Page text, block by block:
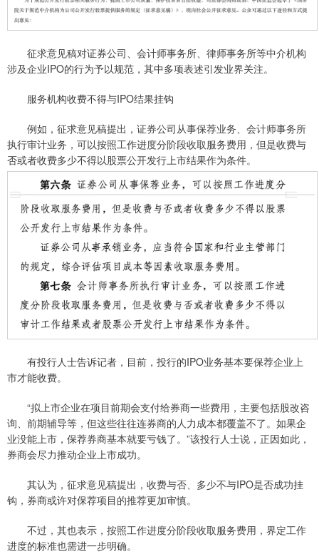
征求意见稿对证券公司、会计师事务所、律师事务所等中介机构
涉及企业IPO的行为予以规范，其中多项表述引发业界关注。
服务机构收费不得与IPO结果挂钩
例如，征求意见稿提出，证券公司从事保荐业务、会计师事务所
执行审计业务，可以按照工作进度分阶段收取服务费用，但是收费与
否或者收费多少不得以股票公开发行上市结果作为条件。
有投行人士告诉记者，目前，投行的IPO业务基本要保荐企业上
市才能收费。
“拟上市企业在项目前期会支付给券商一些费用，主要包括股改咨
询、前期辅导等，但这些往往连券商的人力成本都覆盖不了。如果企
业没能上市，保荐券商基本就要亏钱了。”该投行人士说，正因如此，
券商会尽力推动企业上市成功。
其认为，征求意见稿提出，收费与否、多少不与IPO是否成功挂
钩，券商或许对保荐项目的推荐更加审慎。
不过，其也表示，按照工作进度分阶段收取服务费用，界定工作
进度的标准也需进一步明确。